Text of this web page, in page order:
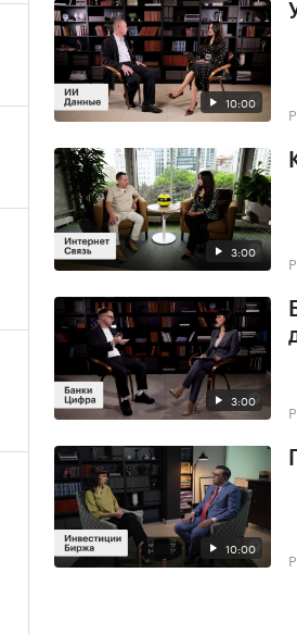
10:00
3:00
3:00
10:00